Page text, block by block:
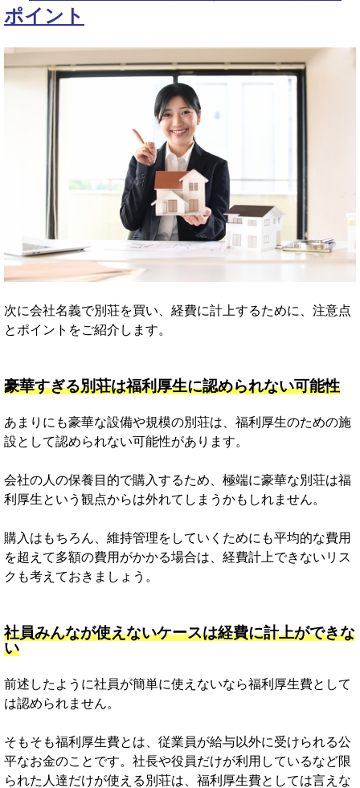
ポイント
次に会社名義で別荘を買い、経費に計上するために、注意点
とポイントをご紹介します。
豪華すぎる別荘は福利厚生に認められない可能性
あまりにも豪華な設備や規模の別荘は、福利厚生のための施
設として認められない可能性があります。
会社の人の保養目的で購入するため、極端に豪華な別荘は福
利厚生という観点からは外れてしまうかもしれません。
購入はもちろん、維持管理をしていくためにも平均的な費用
を超えて多額の費用がかかる場合は、経費計上できないリス
クも考えておきましょう。
社員みんなが使えないケースは経費に計上ができな
い
前述したように社員が簡単に使えないなら福利厚生費として
は認められません。
そもそも福利厚生費とは、従業員が給与以外に受けられる公
平なお金のことです。社長や役員だけが利用しているなど限
られた人達だけが使える別荘は、福利厚生費としては言えな